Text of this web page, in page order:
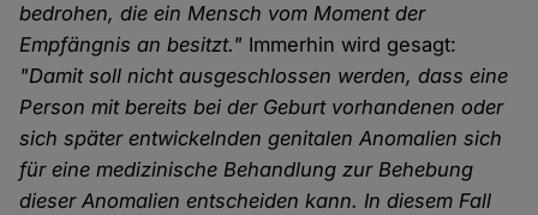
bedrohen, die ein Mensch vom Moment der
Empfängnis an besitzt." Immerhin wird gesagt:
"Damit soll nicht ausgeschlossen werden, dass eine
Person mit bereits bei der Geburt vorhandenen oder
sich später entwickelnden genitalen Anomalien sich
für eine medizinische Behandlung zur Behebung
dieser Anomalien entscheiden kann. In diesem Fall